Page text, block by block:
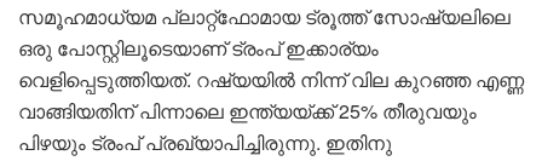
സമൂഹമാധ്യമ പ്ലാറ്റ്‌ഫോമായ ട്രൂത്ത് സോഷ്യലിലെ
ഒരു പോസ്റ്റിലൂടെയാണ് ട്രംപ് ഇക്കാര്യം
വെളിപ്പെടുത്തിയത്. റഷ്യയിൽ നിന്ന് വില കുറഞ്ഞ എണ്ണ
വാങ്ങിയതിന് പിന്നാലെ ഇന്ത്യയ്ക്ക് 25% തീരുവയും
പിഴയും ട്രംപ് പ്രഖ്യാപിച്ചിരുന്നു. ഇതിനു